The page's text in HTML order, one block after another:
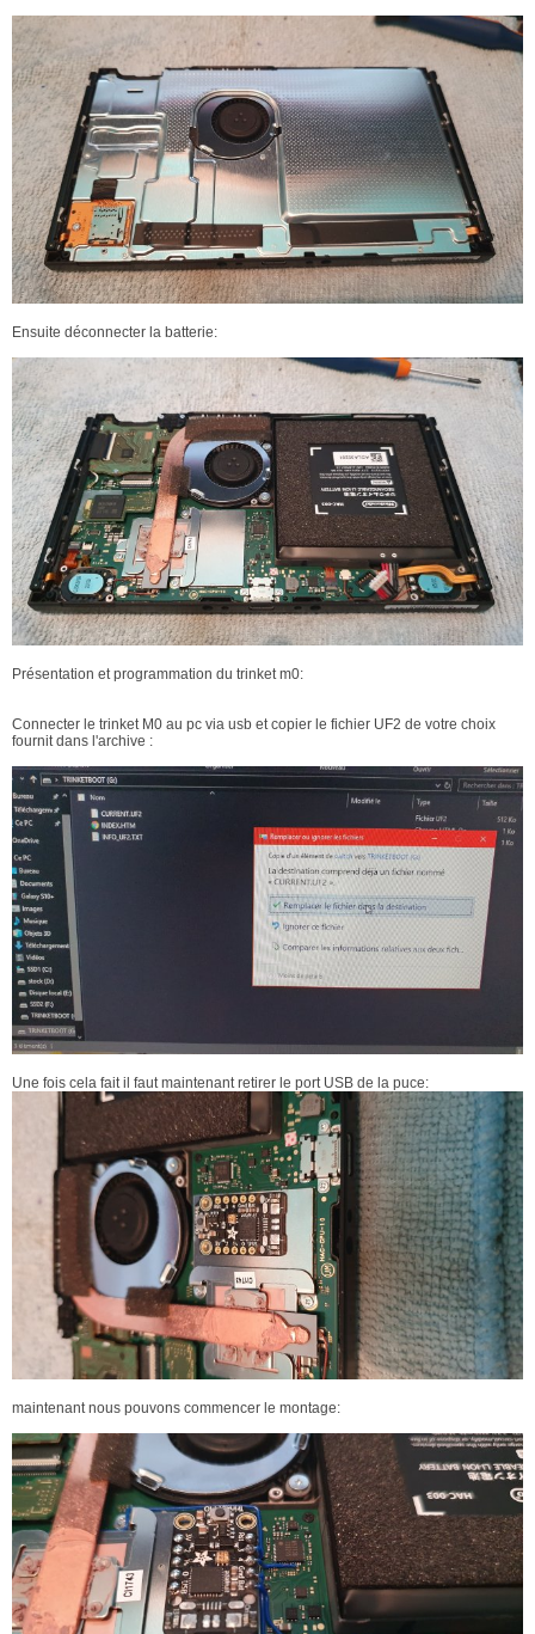
Ensuite déconnecter la batterie:
Présentation et programmation du trinket m0:
Connecter le trinket M0 au pc via usb et copier le fichier UF2 de votre choix
fournit dans l'archive :
Une fois cela fait il faut maintenant retirer le port USB de la puce:
maintenant nous pouvons commencer le montage: